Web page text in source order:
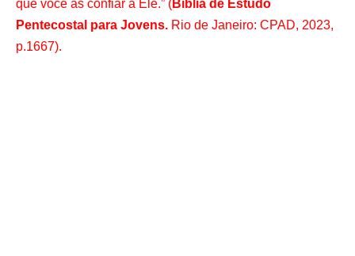
que você as confiar a Ele.” ( Bíblia de Estudo
Pentecostal para Jovens. Rio de Janeiro: CPAD, 2023,
p.1667).